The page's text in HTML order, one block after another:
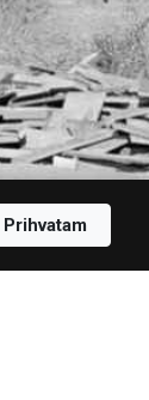
Prihvatam